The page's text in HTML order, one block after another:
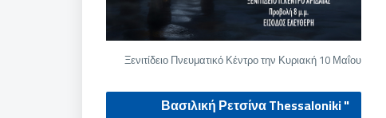
Ξενιτίδειο Πνευματικό Κέντρο την Κυριακή 10 Μαΐου
" Βασιλική Ρετσίνα Thessaloniki